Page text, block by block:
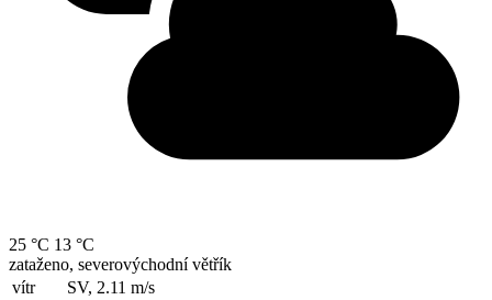
25 °C 13 °C
zataženo, severovýchodní větřík
vítr
SV, 2.11 m/s